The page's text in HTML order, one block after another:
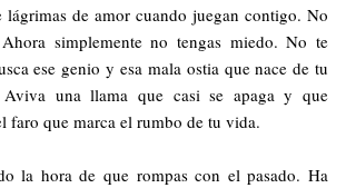
lágrimas de amor cuando juegan contigo. No
simplemente no tengas miedo. No te
ese genio y esa mala ostia que nace de tu
Aviva una llama que casi se apaga y que
faro que marca el rumbo de tu vida.
la hora de que rompas con el pasado. Ha